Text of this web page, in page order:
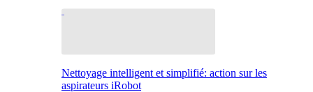
Nettoyage intelligent et simplifié: action sur les
aspirateurs iRobot